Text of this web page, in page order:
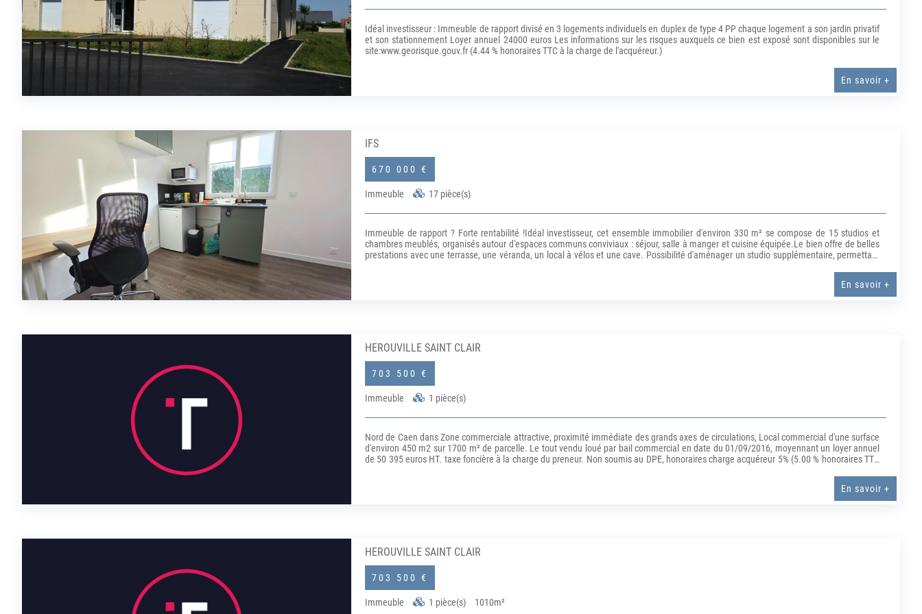
Idéal investisseur : Immeuble de rapport divisé en 3 logements individuels en duplex de type 4 PP chaque logement a son jardin privatif
et son stationnement Loyer annuel 24000 euros Les informations sur les risques auxquels ce bien est exposé sont disponibles sur le
site:www.georisque.gouv.fr (4.44 % honoraires TTC à la charge de l'acquéreur.)
En savoir +
IFS
670 000 €
Immeuble 17 pièce(s)
Immeuble de rapport ? Forte rentabilité !Idéal investisseur, cet ensemble immobilier d'environ 330 m² se compose de 15 studios et
chambres meublés, organisés autour d'espaces communs conviviaux : séjour, salle à manger et cuisine équipée.Le bien offre de belles
prestations avec une terrasse, une véranda, un local à vélos et une cave. Possibilité d'aménager un studio supplémentaire, permettant
En savoir +
HEROUVILLE SAINT CLAIR
703 500 €
Immeuble 1 pièce(s)
Nord de Caen dans Zone commerciale attractive, proximité immédiate des grands axes de circulations, Local commercial d'une surface
d'environ 450 m2 sur 1700 m² de parcelle. Le tout vendu loué par bail commercial en date du 01/09/2016, moyennant un loyer annuel
de 50 395 euros HT. taxe foncière à la charge du preneur. Non soumis au DPE, honoraires charge acquéreur 5% (5.00 % honoraires TTC
En savoir +
HEROUVILLE SAINT CLAIR
703 500 €
Immeuble 1 pièce(s) 1010m²